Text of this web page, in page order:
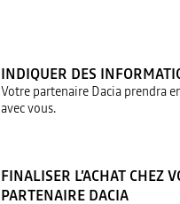
INDIQUER DES
Votre partenaire Dacia prendra
avec vous.
FINALISER L’ACHAT CHEZ
PARTENAIRE DACIA